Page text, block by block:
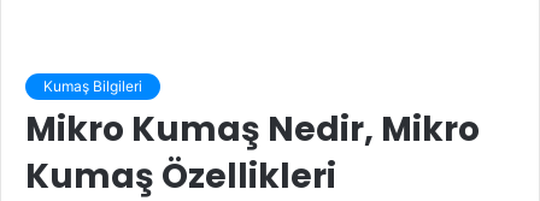
Kumaş Bilgileri
Mikro Kumaş Nedir, Mikro
Kumaş Özellikleri